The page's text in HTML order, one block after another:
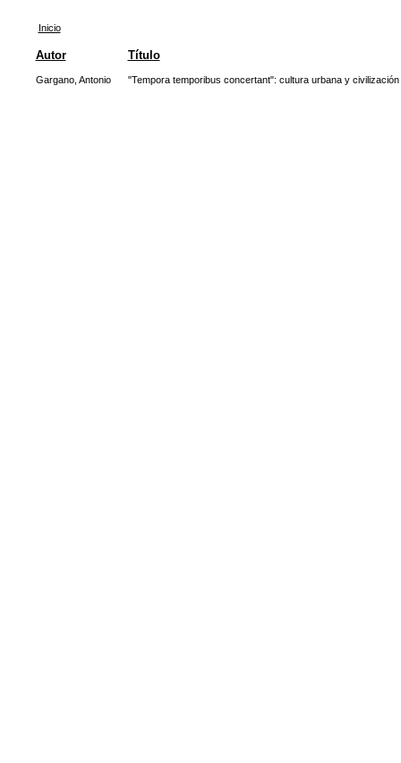
Inicio
Autor Título
Gargano, Antonio "Tempora temporibus concertant": cultura urbana y